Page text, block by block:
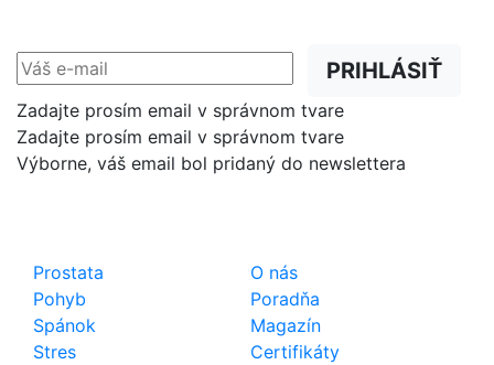
PRIHLÁSIŤ
Zadajte prosím email v správnom tvare
Zadajte prosím email v správnom tvare
Výborne, váš email bol pridaný do newslettera
Prostata
Pohyb
Spánok
Stres
O nás
Poradňa
Magazín
Certifikáty